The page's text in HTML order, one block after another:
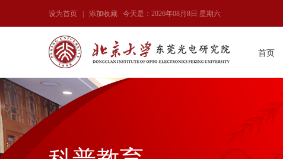
设为首页 添加收藏 今天是：2026年08月8日 星期六
首页